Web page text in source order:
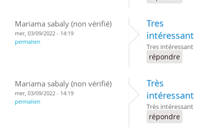
Mariama sabaly (non vérifié)
mer, 03/09/2022 - 14:19
permalien
Tres
intéressant
Tres intéressant
répondre
Mariama sabaly (non vérifié)
mer, 03/09/2022 - 14:19
permalien
Très
intéressant
Très intéressant
répondre